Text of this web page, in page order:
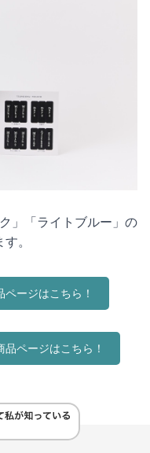
」「ライトブルー」の
。
ージはこちら！
ページはこちら！